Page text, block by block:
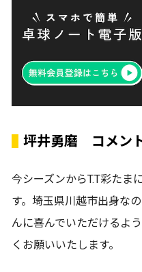
坪井勇磨 コメン
今シーズンからT.T彩たま
す。埼玉県川越市出身な
んに喜んでいただけるよ
くお願いいたします。